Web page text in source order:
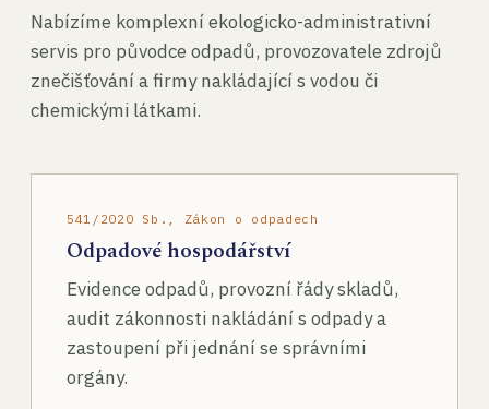
Nabízíme komplexní ekologicko-administrativní
servis pro původce odpadů, provozovatele zdrojů
znečišťování a firmy nakládající s vodou či
chemickými látkami.
541/2020 Sb., Zákon o odpadech
Odpadové hospodářství
Evidence odpadů, provozní řády skladů,
audit zákonnosti nakládání s odpady a
zastoupení při jednání se správními
orgány.